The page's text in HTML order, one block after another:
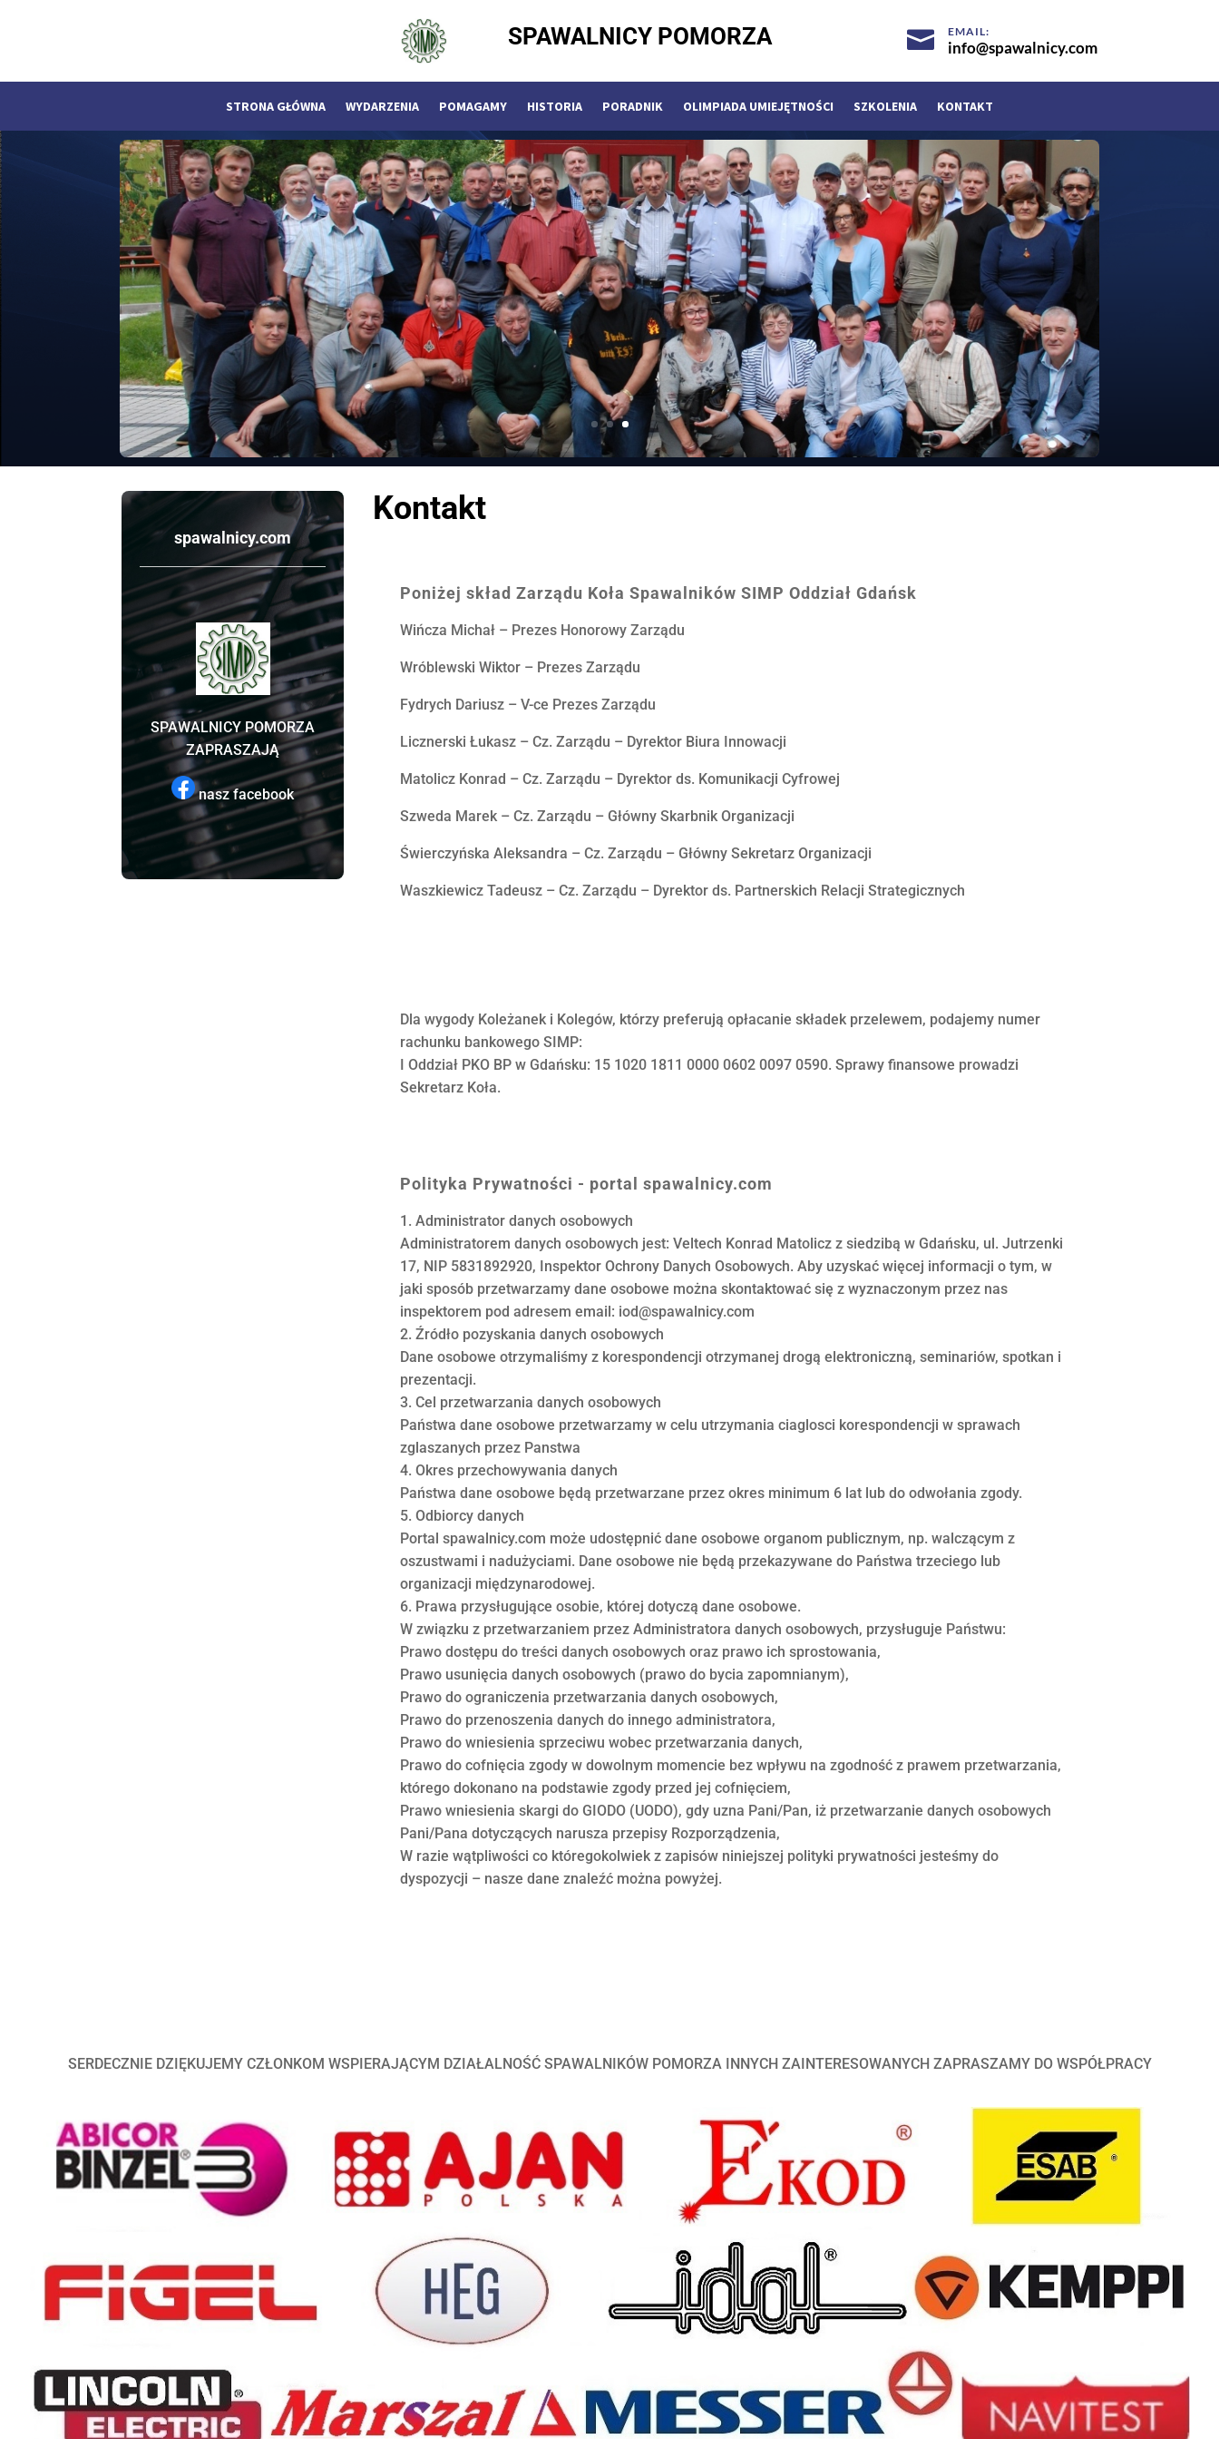
SPAWALNICY POMORZA  EMAIL:
info@spawalnicy.com
STRONA GŁÓWNA WYDARZENIA POMAGAMY HISTORIA PORADNIK OLIMPIADA UMIEJĘTNOŚCI SZKOLENIA KONTAKT
spawalnicy.com
SPAWALNICY POMORZA
ZAPRASZAJĄ
nasz facebook
Kontakt
Poniżej skład Zarządu Koła Spawalników SIMP Oddział Gdańsk
Wińcza Michał – Prezes Honorowy Zarządu
Wróblewski Wiktor – Prezes Zarządu
Fydrych Dariusz – V-ce Prezes Zarządu
Licznerski Łukasz – Cz. Zarządu – Dyrektor Biura Innowacji
Matolicz Konrad – Cz. Zarządu – Dyrektor ds. Komunikacji Cyfrowej
Szweda Marek – Cz. Zarządu – Główny Skarbnik Organizacji
Świerczyńska Aleksandra – Cz. Zarządu – Główny Sekretarz Organizacji
Waszkiewicz Tadeusz – Cz. Zarządu – Dyrektor ds. Partnerskich Relacji Strategicznych
Dla wygody Koleżanek i Kolegów, którzy preferują opłacanie składek przelewem, podajemy numer
rachunku bankowego SIMP:
I Oddział PKO BP w Gdańsku: 15 1020 1811 0000 0602 0097 0590. Sprawy finansowe prowadzi
Sekretarz Koła.
Polityka Prywatności - portal spawalnicy.com
1. Administrator danych osobowych
Administratorem danych osobowych jest: Veltech Konrad Matolicz z siedzibą w Gdańsku, ul. Jutrzenki
17, NIP 5831892920, Inspektor Ochrony Danych Osobowych. Aby uzyskać więcej informacji o tym, w
jaki sposób przetwarzamy dane osobowe można skontaktować się z wyznaczonym przez nas
inspektorem pod adresem email: iod@spawalnicy.com
2. Źródło pozyskania danych osobowych
Dane osobowe otrzymaliśmy z korespondencji otrzymanej drogą elektroniczną, seminariów, spotkan i
prezentacji.
3. Cel przetwarzania danych osobowych
Państwa dane osobowe przetwarzamy w celu utrzymania ciaglosci korespondencji w sprawach
zglaszanych przez Panstwa
4. Okres przechowywania danych
Państwa dane osobowe będą przetwarzane przez okres minimum 6 lat lub do odwołania zgody.
5. Odbiorcy danych
Portal spawalnicy.com może udostępnić dane osobowe organom publicznym, np. walczącym z
oszustwami i nadużyciami. Dane osobowe nie będą przekazywane do Państwa trzeciego lub
organizacji międzynarodowej.
6. Prawa przysługujące osobie, której dotyczą dane osobowe.
W związku z przetwarzaniem przez Administratora danych osobowych, przysługuje Państwu:
Prawo dostępu do treści danych osobowych oraz prawo ich sprostowania,
Prawo usunięcia danych osobowych (prawo do bycia zapomnianym),
Prawo do ograniczenia przetwarzania danych osobowych,
Prawo do przenoszenia danych do innego administratora,
Prawo do wniesienia sprzeciwu wobec przetwarzania danych,
Prawo do cofnięcia zgody w dowolnym momencie bez wpływu na zgodność z prawem przetwarzania,
którego dokonano na podstawie zgody przed jej cofnięciem,
Prawo wniesienia skargi do GIODO (UODO), gdy uzna Pani/Pan, iż przetwarzanie danych osobowych
Pani/Pana dotyczących narusza przepisy Rozporządzenia,
W razie wątpliwości co któregokolwiek z zapisów niniejszej polityki prywatności jesteśmy do
dyspozycji – nasze dane znaleźć można powyżej.
SERDECZNIE DZIĘKUJEMY CZŁONKOM WSPIERAJĄCYM DZIAŁALNOŚĆ SPAWALNIKÓW POMORZA INNYCH ZAINTERESOWANYCH ZAPRASZAMY DO WSPÓŁPRACY